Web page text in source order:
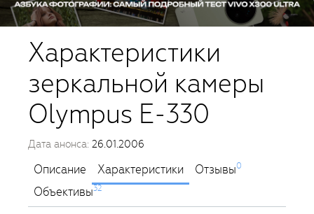
Характеристики
зеркальной камеры
Olympus E-330
Дата анонса: 26.01.2006
Описание Характеристики Отзывы0
Объективы32